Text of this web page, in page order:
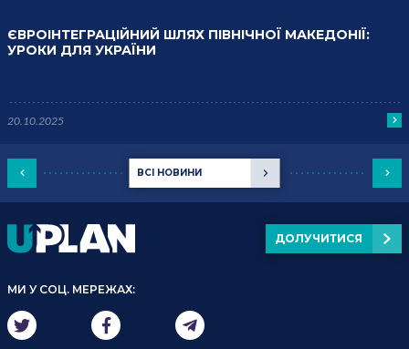
ВСІ НОВИНИ
ЄВРОІНТЕГРАЦІЙНИЙ ШЛЯХ ПІВНІЧНОЇ МАКЕДОНІЇ:
УРОКИ ДЛЯ УКРАЇНИ
20.10.2025
МИ У СОЦ. МЕРЕЖАХ:
ДОЛУЧИТИСЯ